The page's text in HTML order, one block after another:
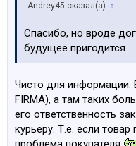
Andrey45 сказал(а): ↑
Спасибо, но вроде
будущее пригодится
Чисто для информации.
FIRMA), а там таких
его ответственность
курьеру. Т.е. если